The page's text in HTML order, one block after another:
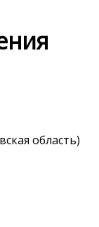
область)